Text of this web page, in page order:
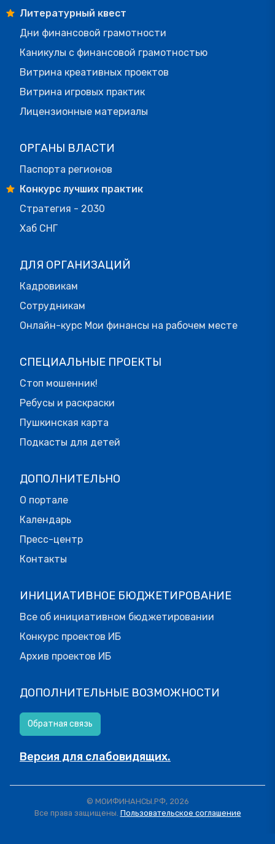
Литературный квест
Дни финансовой грамотности
Каникулы с финансовой грамотностью
Витрина креативных проектов
Витрина игровых практик
Лицензионные материалы
ОРГАНЫ ВЛАСТИ
Паспорта регионов
Конкурс лучших практик
Стратегия - 2030
Хаб СНГ
ДЛЯ ОРГАНИЗАЦИЙ
Кадровикам
Сотрудникам
Онлайн-курс Мои финансы на рабочем месте
СПЕЦИАЛЬНЫЕ ПРОЕКТЫ
Стоп мошенник!
Ребусы и раскраски
Пушкинская карта
Подкасты для детей
ДОПОЛНИТЕЛЬНО
О портале
Календарь
Пресс-центр
Контакты
ИНИЦИАТИВНОЕ БЮДЖЕТИРОВАНИЕ
Все об инициативном бюджетировании
Конкурс проектов ИБ
Архив проектов ИБ
ДОПОЛНИТЕЛЬНЫЕ ВОЗМОЖНОСТИ
Обратная связь
Версия для слабовидящих.
© МОИФИНАНСЫ.РФ, 2026
Все права защищены. Пользовательское соглашение